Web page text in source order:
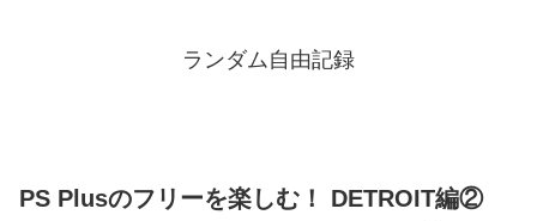
ランダム自由記録
PS Plusのフリーを楽しむ！ DETROIT編②